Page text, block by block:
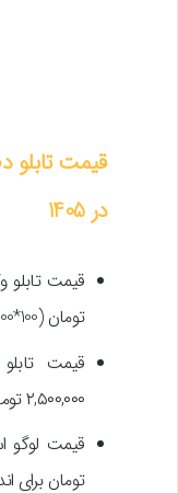
قیمت
در 1405
تومان (100*100).
۲,۵۰۰,۰۰۰ تومان برای اندازه 40*30 سانتی متر.
تومان برای اندازه 100*100